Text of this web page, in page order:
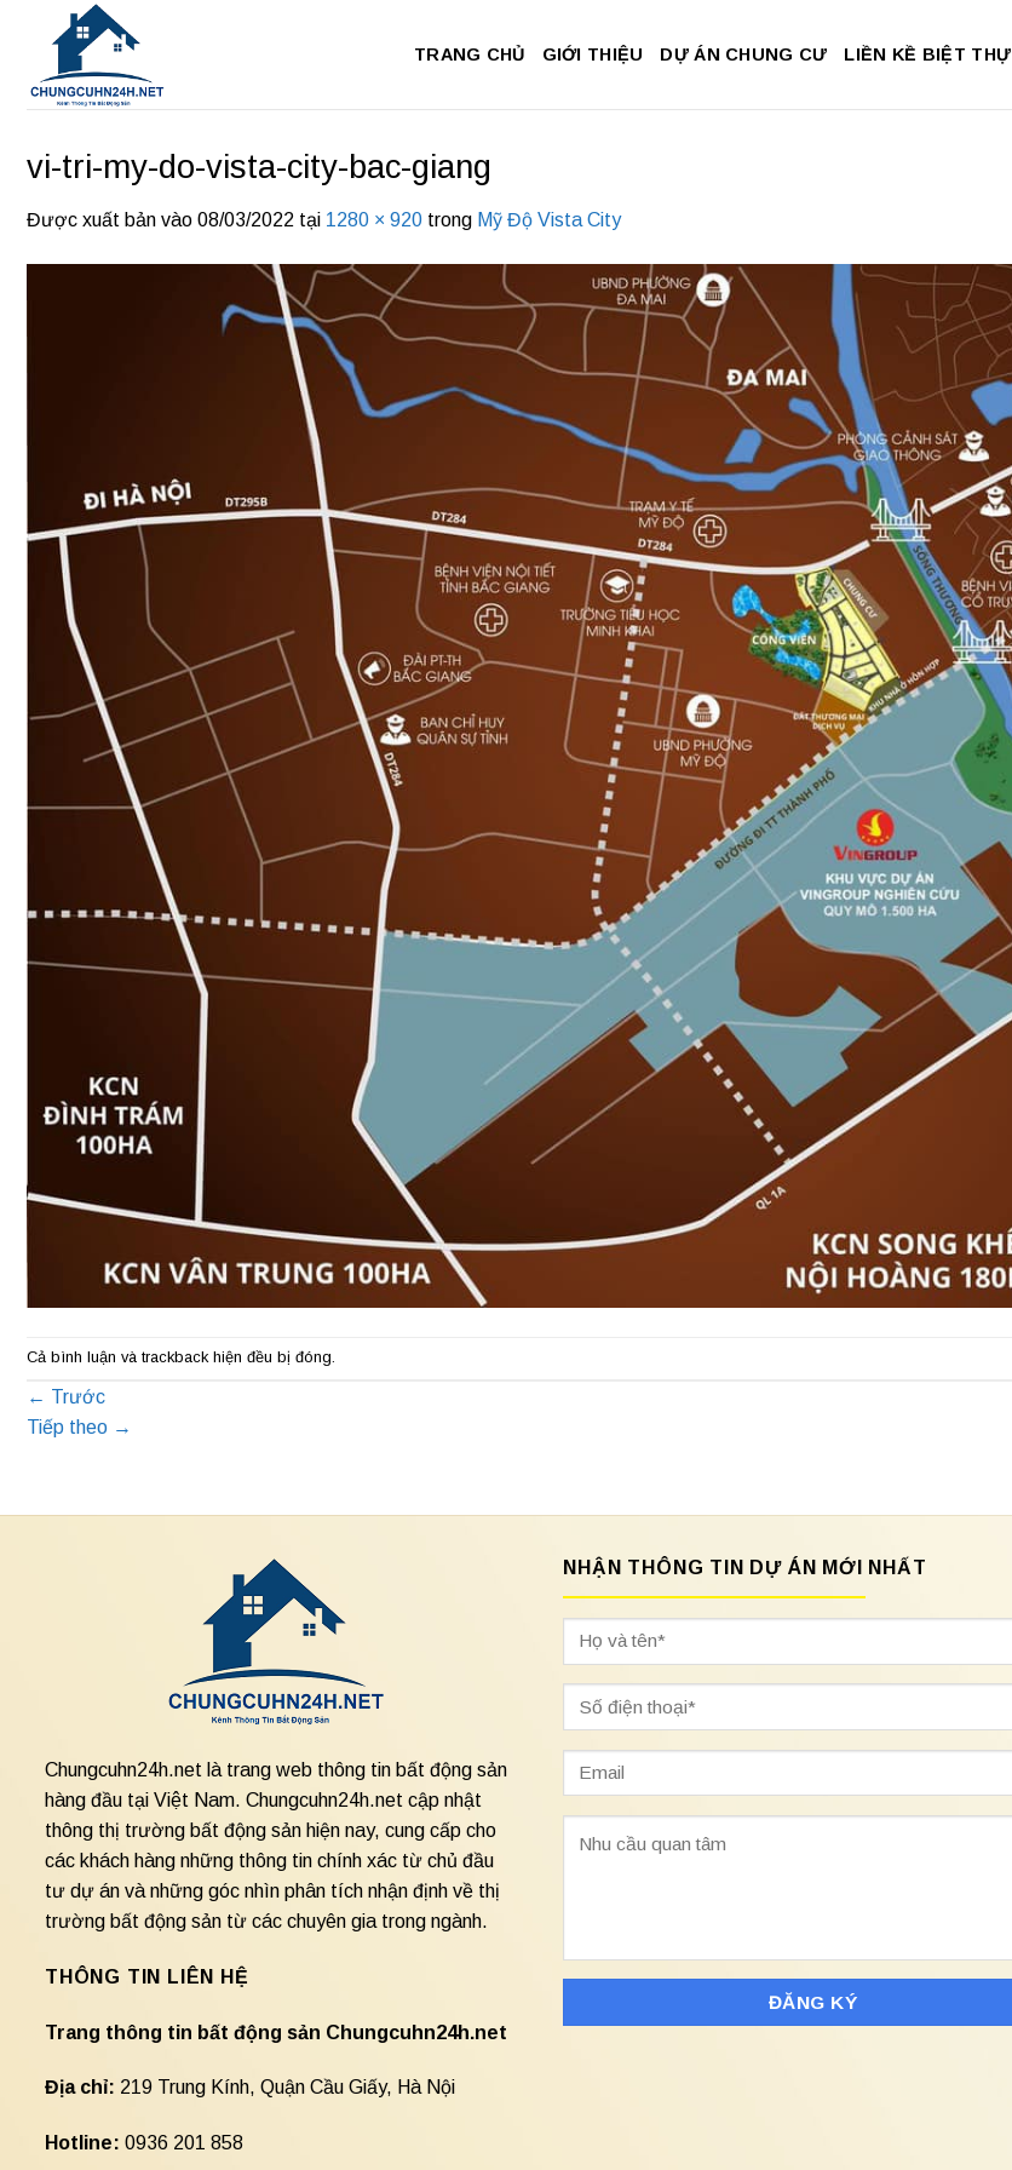
dung
TRANG CHỦ GIỚI THIỆU DỰ ÁN CHUNG CƯ LIỀN KỀ BIỆT THỰ
vi-tri-my-do-vista-city-bac-giang
Được xuất bản vào 08/03/2022 tại 1280 × 920 trong Mỹ Độ Vista City
Cả bình luận và trackback hiện đều bị đóng.
← Trước
Tiếp theo →
Chungcuhn24h.net là trang web thông tin bất động sản
hàng đầu tại Việt Nam. Chungcuhn24h.net cập nhật
thông thị trường bất động sản hiện nay, cung cấp cho
các khách hàng những thông tin chính xác từ chủ đầu
tư dự án và những góc nhìn phân tích nhận định về thị
trường bất động sản từ các chuyên gia trong ngành.
THÔNG TIN LIÊN HỆ
Trang thông tin bất động sản Chungcuhn24h.net
Địa chỉ: 219 Trung Kính, Quận Cầu Giấy, Hà Nội
Hotline: 0936 201 858
NHẬN THÔNG TIN DỰ ÁN MỚI NHẤT